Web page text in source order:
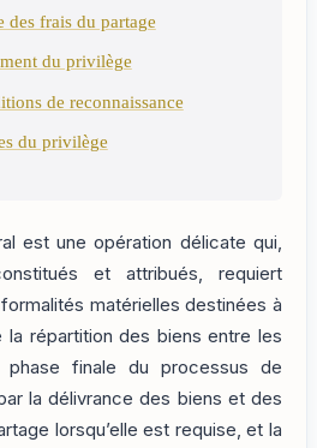
frais du partage
du privilège
de reconnaissance
du privilège
est une opération délicate qui,
et attribués, requiert
matérielles destinées à
la répartition des biens entre les
phase finale du processus de
la délivrance des biens et des
lorsqu’elle est requise, et la